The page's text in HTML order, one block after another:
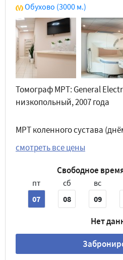
Обухово (3000 м.)
Томограф МРТ: General
низкопольный, 2007 года
МРТ коленного сустава
смотреть все цены
Свободное
пт
07
сб
08
вс
09
Нет